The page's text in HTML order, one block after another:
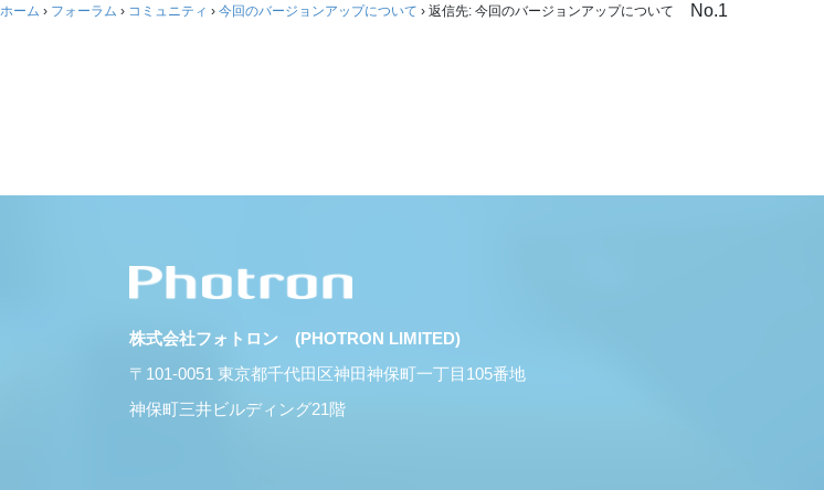
ホーム › フォーラム › コミュニティ › 今回のバージョンアップについて › 返信先: 今回のバージョンアップについて No.1
株式会社フォトロン (PHOTRON LIMITED)
〒101-0051 東京都千代田区神田神保町一丁目105番地
神保町三井ビルディング21階